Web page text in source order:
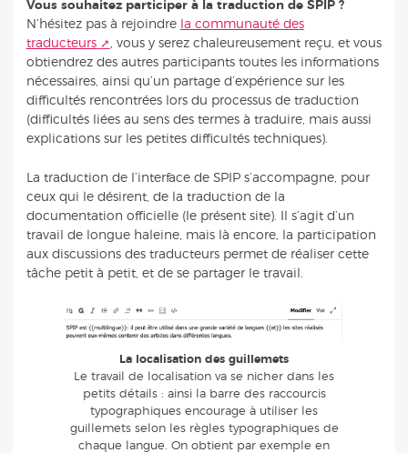
Vous souhaitez participer à la traduction de SPIP ?
N’hésitez pas à rejoindre la communauté des
traducteurs
, vous y serez chaleureusement reçu, et vous
obtiendrez des autres participants toutes les informations
nécessaires, ainsi qu’un partage d’expérience sur les
difficultés rencontrées lors du processus de traduction
(difficultés liées au sens des termes à traduire, mais aussi
explications sur les petites difficultés techniques).
La traduction de l’interface de SPIP s’accompagne, pour
ceux qui le désirent, de la traduction de la
documentation officielle (le présent site). Il s’agit d’un
travail de longue haleine, mais là encore, la participation
aux discussions des traducteurs permet de réaliser cette
tâche petit à petit, et de se partager le travail.
La localisation des guillemets
Le travail de localisation va se nicher dans les
petits détails : ainsi la barre des raccourcis
typographiques encourage à utiliser les
guillemets selon les règles typographiques de
chaque langue. On obtient par exemple en